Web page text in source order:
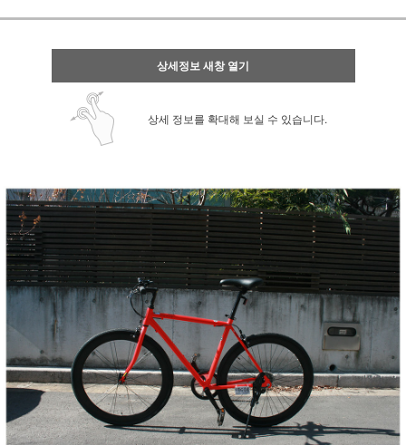
상세정보 새창 열기
상세 정보를 확대해 보실 수 있습니다.